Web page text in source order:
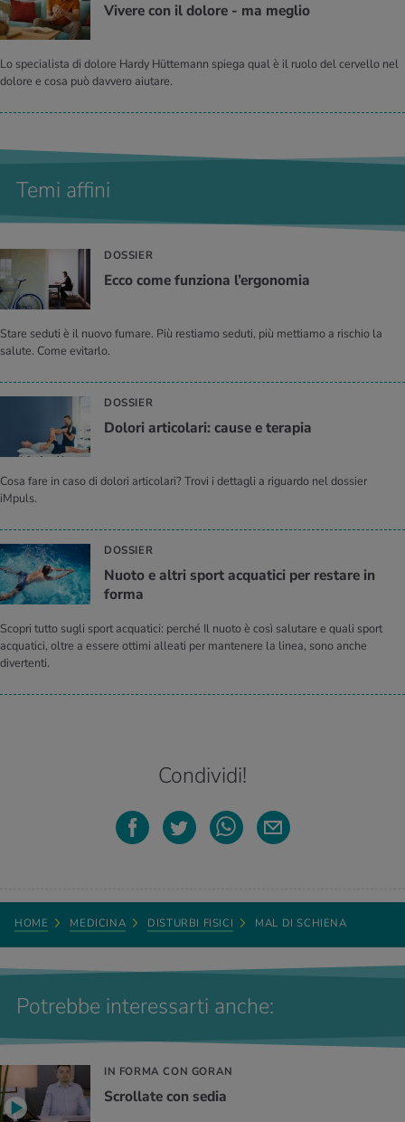
Vi­ve­re con il do­lo­re - ma me­glio
Lo specialista di dolore Hardy Hüttemann spiega qual è il ruolo del cervello nel
dolore e cosa può davvero aiutare.
Temi affini
DOSSIER
Ecco come fun­zio­na l’er­go­no­mia
Stare seduti è il nuovo fumare. Più restiamo seduti, più mettiamo a rischio la
salute. Come evitarlo.
DOSSIER
Do­lo­ri ar­ti­co­la­ri: cause e te­ra­pia
Cosa fare in caso di dolori articolari? Trovi i dettagli a riguardo nel dossier
iMpuls.
DOSSIER
Nuoto e altri sport ac­qua­ti­ci per re­sta­re in
forma
Scopri tutto sugli sport acquatici: perché Il nuoto è così salutare e quali sport
acquatici, oltre a essere ottimi alleati per mantenere la linea, sono anche
divertenti.
Condividi!
HOME MEDICINA DISTURBI FISICI MAL DI SCHIENA
Potrebbe interessarti anche:
IN FORMA CON GORAN
Scrollate con sedia